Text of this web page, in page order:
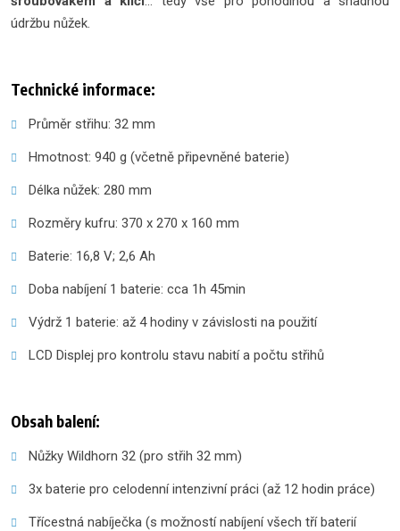
údržbu nůžek.
Technické informace:
Průměr střihu: 32 mm
Hmotnost: 940 g (včetně připevněné baterie)
Délka nůžek: 280 mm
Rozměry kufru: 370 x 270 x 160 mm
Baterie: 16,8 V; 2,6 Ah
Doba nabíjení 1 baterie: cca 1h 45min
Výdrž 1 baterie: až 4 hodiny v závislosti na použití
LCD Displej pro kontrolu stavu nabití a počtu střihů
Obsah balení:
Nůžky Wildhorn 32 (pro střih 32 mm)
3x baterie pro celodenní intenzivní práci (až 12 hodin práce)
Třícestná nabíječka (s možností nabíjení všech tří baterií